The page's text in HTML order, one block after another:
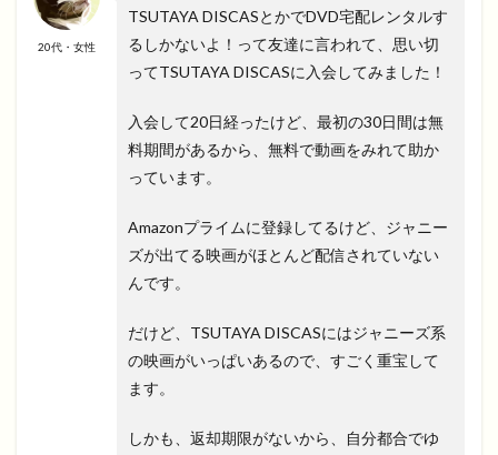
20代・女性
TSUTAYA DISCASとかでDVD宅配レンタルす
るしかないよ！って友達に言われて、思い切
ってTSUTAYA DISCASに入会してみました！
入会して20日経ったけど、最初の30日間は無
料期間があるから、無料で動画をみれて助か
っています。
Amazonプライムに登録してるけど、ジャニー
ズが出てる映画がほとんど配信されていない
んです。
だけど、TSUTAYA DISCASにはジャニーズ系
の映画がいっぱいあるので、すごく重宝して
ます。
しかも、返却期限がないから、自分都合でゆ